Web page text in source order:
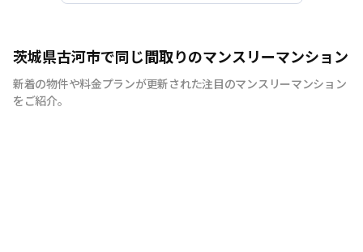
茨城県古河市で同じ間取りのマンスリーマンション
新着の物件や料金プランが更新された注目のマンスリーマンション
をご紹介。